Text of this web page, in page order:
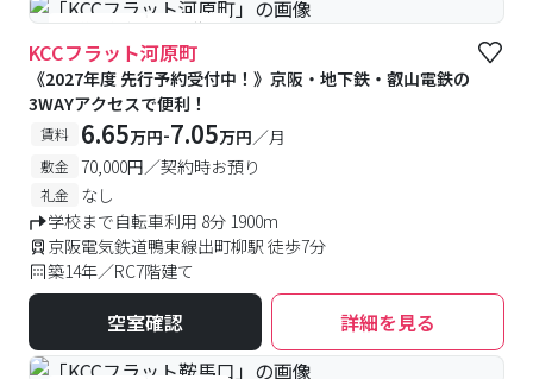
#予約受付中 #空室待ち
KCCフラット河原町
《2027年度 先行予約受付中！》京阪・地下鉄・叡山電鉄の
3WAYアクセスで便利！
賃料 6.65万円-7.05万円／月
敷金 70,000円／契約時お預り
礼金
なし
学校まで自転車利用 8分 1900m
京阪電気鉄道鴨東線出町柳駅 徒歩7分
築14年／RC7階建て
空室確認 詳細を見る